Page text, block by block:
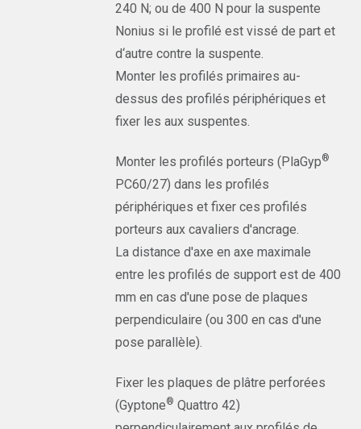
240 N; ou de 400 N pour la suspente
Nonius si le profilé est vissé de part et
d‘autre contre la suspente.
Monter les profilés primaires au-
dessus des profilés périphériques et
fixer les aux suspentes.
Monter les profilés porteurs (PlaGyp®
PC60/27) dans les profilés
périphériques et fixer ces profilés
porteurs aux cavaliers d'ancrage.
La distance d'axe en axe maximale
entre les profilés de support est de 400
mm en cas d'une pose de plaques
perpendiculaire (ou 300 en cas d'une
pose parallèle).
Fixer les plaques de plâtre perforées
(Gyptone® Quattro 42)